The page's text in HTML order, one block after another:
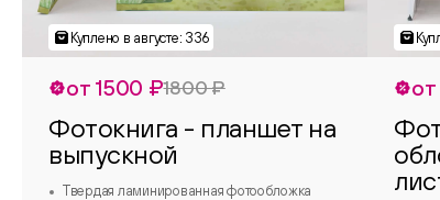
от 1500 ₽1800 ₽
Фотокнига - планшет на
выпускной
Твердая ламинированная фотообложка